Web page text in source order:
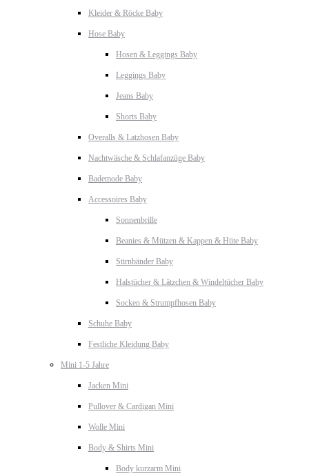
Kleider & Röcke Baby
Hose Baby
Hosen & Leggings Baby
Leggings Baby
Jeans Baby
Shorts Baby
Overalls & Latzhosen Baby
Nachtwäsche & Schlafanzüge Baby
Bademode Baby
Accessoires Baby
Sonnenbrille
Beanies & Mützen & Kappen & Hüte Baby
Stirnbänder Baby
Halstücher & Lätzchen & Windeltücher Baby
Socken & Strumpfhosen Baby
Schuhe Baby
Festliche Kleidung Baby
Mini 1-5 Jahre
Jacken Mini
Pullover & Cardigan Mini
Wolle Mini
Body & Shirts Mini
Body kurzarm Mini